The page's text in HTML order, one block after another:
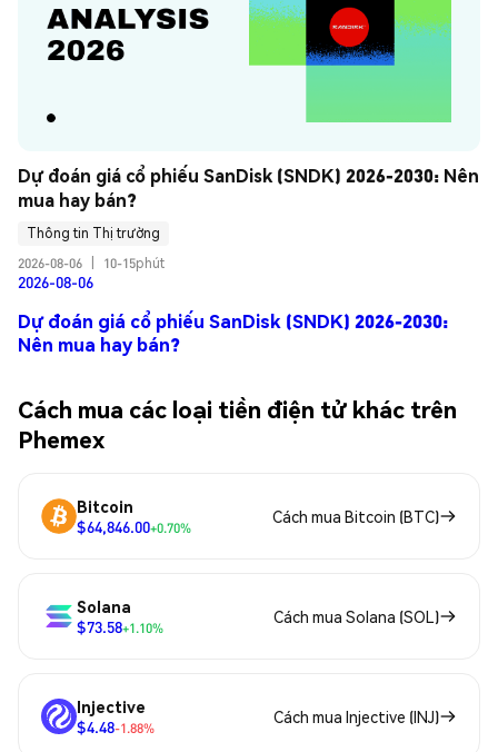
Dự đoán giá cổ phiếu SanDisk (SNDK) 2026-2030: Nên
mua hay bán?
Thông tin Thị trường
2026-08-06
10-15phút
2026-08-06
Dự đoán giá cổ phiếu SanDisk (SNDK) 2026-2030:
Nên mua hay bán?
Cách mua các loại tiền điện tử khác trên
Phemex
Bitcoin
$64,846.00+0.70%
Cách mua Bitcoin (BTC)
Solana
$73.58+1.10%
Cách mua Solana (SOL)
Injective
$4.48-1.88%
Cách mua Injective (INJ)